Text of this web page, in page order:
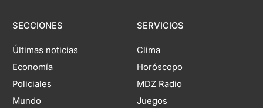
SECCIONES
Últimas noticias
Economía
Policiales
Mundo
SERVICIOS
Clima
Horóscopo
MDZ Radio
Juegos